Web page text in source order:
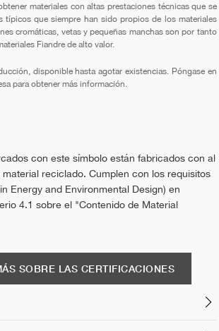
materiales con altas prestaciones técnicas que se
típicos que siempre han sido propios de los materiales
cromáticas, vetas y pequeñas manchas son por tanto
Fiandre de alto valor.
disponible hasta agotar existencias. Póngase en
para obtener más información.
con este símbolo están fabricados con al
material reciclado. Cumplen con los requisitos
Energy and Environmental Design) en
4.1 sobre el "Contenido de Material
SOBRE LAS CERTIFICACIONES